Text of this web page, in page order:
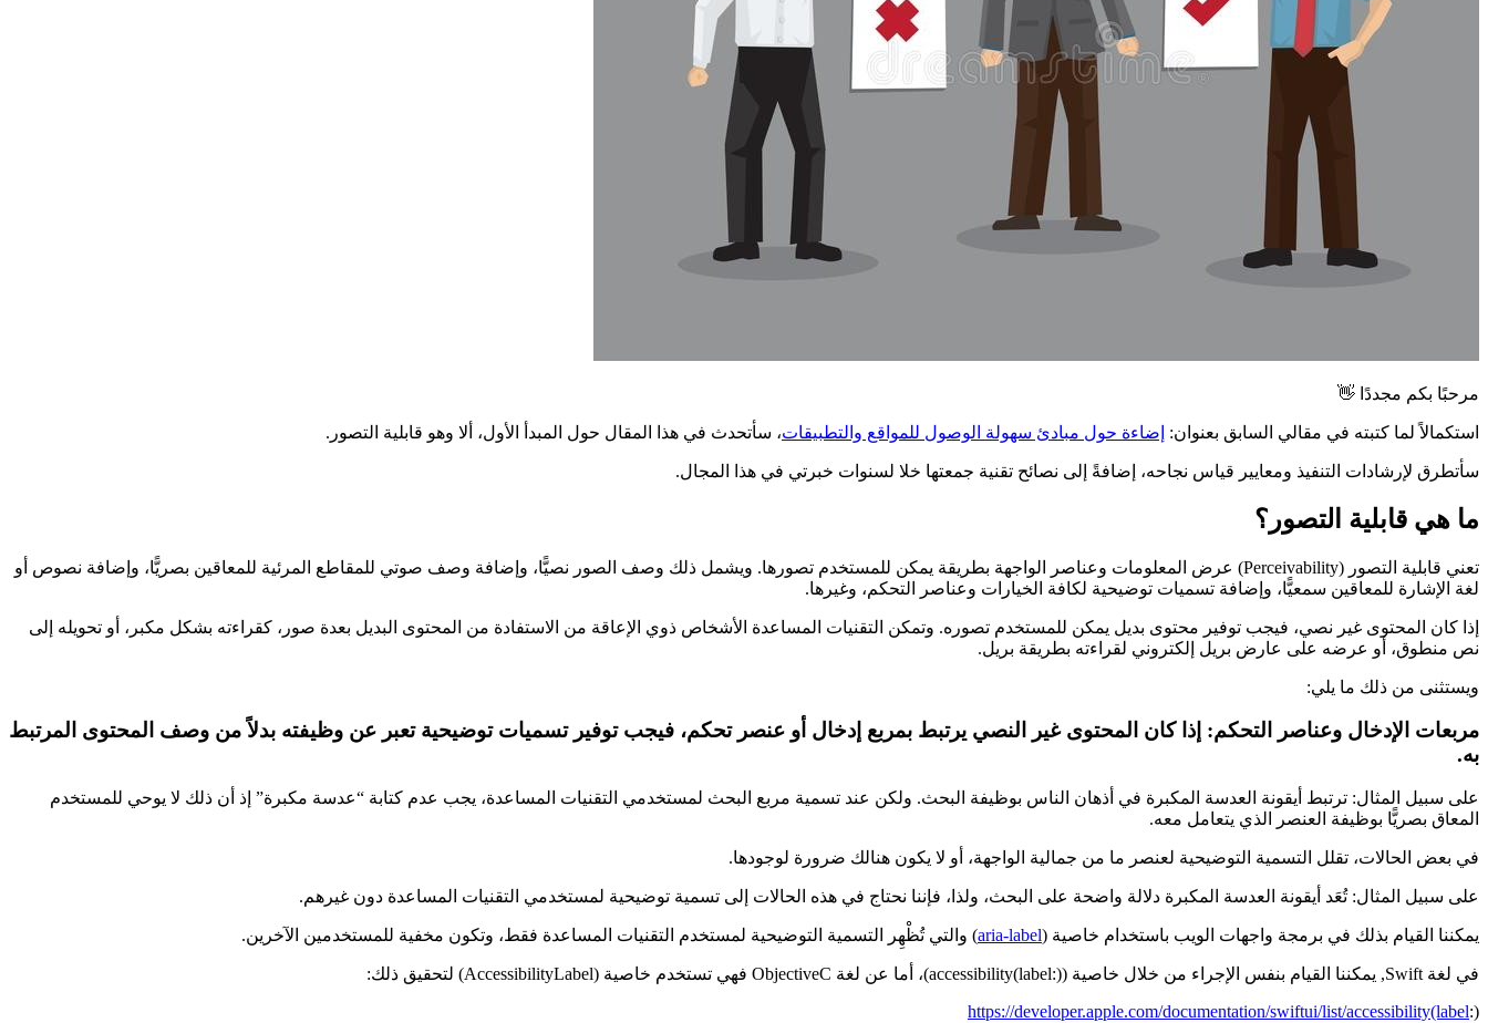
مرحبًا بكم مجددًا 👋
استكمالاً لما كتبته في مقالي السابق بعنوان: إضاءة حول مبادئ سهولة الوصول للمواقع والتطبيقات، سأتحدث في هذا المقال حول المبدأ الأول، ألا وهو قابلية التصور.
سأتطرق لإرشادات التنفيذ ومعايير قياس نجاحه، إضافةً إلى نصائح تقنية جمعتها خلا لسنوات خبرتي في هذا المجال.
ما هي قابلية التصور؟
تعني قابلية التصور (Perceivability) عرض المعلومات وعناصر الواجهة بطريقة يمكن للمستخدم تصورها. ويشمل ذلك وصف الصور نصيًّا، وإضافة وصف صوتي للمقاطع المرئية للمعاقين بصريًّا، وإضافة نصوص أو
لغة الإشارة للمعاقين سمعيًّا، وإضافة تسميات توضيحية لكافة الخيارات وعناصر التحكم، وغيرها.
إذا كان المحتوى غير نصي، فيجب توفير محتوى بديل يمكن للمستخدم تصوره. وتمكن التقنيات المساعدة الأشخاص ذوي الإعاقة من الاستفادة من المحتوى البديل بعدة صور، كقراءته بشكل مكبر، أو تحويله إلى
نص منطوق، أو عرضه على عارض بريل إلكتروني لقراءته بطريقة بريل.
ويستثنى من ذلك ما يلي:
مربعات الإدخال وعناصر التحكم: إذا كان المحتوى غير النصي يرتبط بمربع إدخال أو عنصر تحكم، فيجب توفير تسميات توضيحية تعبر عن وظيفته بدلاً من وصف المحتوى المرتبط
به.
على سبيل المثال: ترتبط أيقونة العدسة المكبرة في أذهان الناس بوظيفة البحث. ولكن عند تسمية مربع البحث لمستخدمي التقنيات المساعدة، يجب عدم كتابة “عدسة مكبرة” إذ أن ذلك لا يوحي للمستخدم
المعاق بصريًّا بوظيفة العنصر الذي يتعامل معه.
في بعض الحالات، تقلل التسمية التوضيحية لعنصر ما من جمالية الواجهة، أو لا يكون هنالك ضرورة لوجودها.
على سبيل المثال: تُعَد أيقونة العدسة المكبرة دلالة واضحة على البحث، ولذا، فإننا نحتاج في هذه الحالات إلى تسمية توضيحية لمستخدمي التقنيات المساعدة دون غيرهم.
يمكننا القيام بذلك في برمجة واجهات الويب باستخدام خاصية (aria-label) والتي تُظْهِر التسمية التوضيحية لمستخدم التقنيات المساعدة فقط، وتكون مخفية للمستخدمين الآخرين.
في لغة Swift, يمكننا القيام بنفس الإجراء من خلال خاصية (accessibility(label:))، أما عن لغة ObjectiveC فهي تستخدم خاصية (AccessibilityLabel) لتحقيق ذلك:
https://developer.apple.com/documentation/swiftui/list/accessibility(label:)